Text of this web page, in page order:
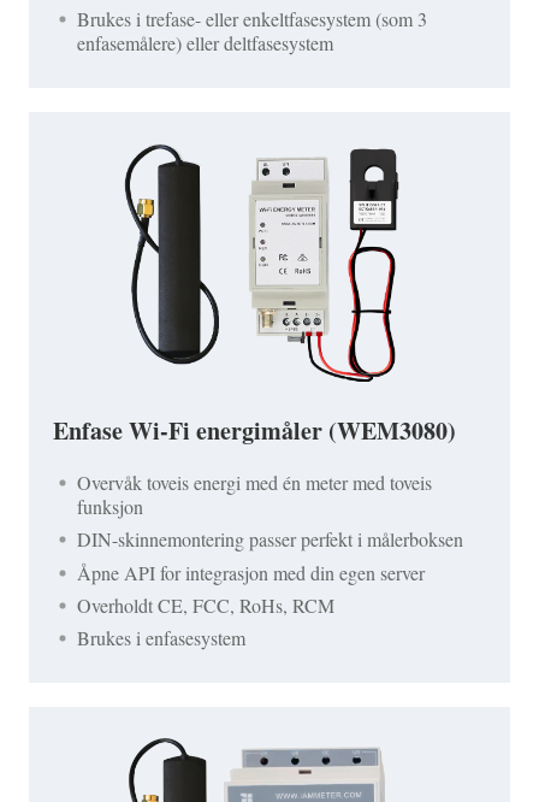
Brukes i trefase- eller enkeltfasesystem (som 3
enfasemålere) eller deltfasesystem
Enfase Wi-Fi energimåler (WEM3080)
Overvåk toveis energi med én meter med toveis
funksjon
DIN-skinnemontering passer perfekt i målerboksen
Åpne API for integrasjon med din egen server
Overholdt CE, FCC, RoHs, RCM
Brukes i enfasesystem